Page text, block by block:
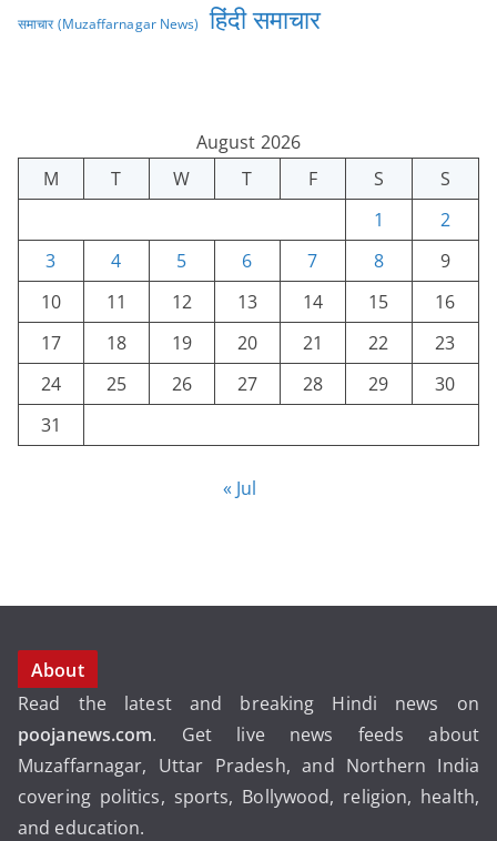
समाचार (Muzaffarnagar News) हिंदी समाचार
August 2026
M
T W T F S
S
1
2
3
4 5 6 7 8
9
10
11 12 13 14 15
16
17
18 19 20 21 22
23
24
25 26 27 28 29
30
31
« Jul
About
Read the latest and breaking Hindi news on
poojanews.com. Get live news feeds about
Muzaffarnagar, Uttar Pradesh, and Northern India
covering politics, sports, Bollywood, religion, health,
and education.